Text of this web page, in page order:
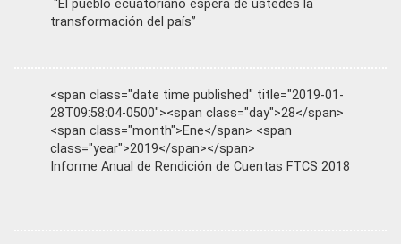
“El pueblo ecuatoriano espera de ustedes la
transformación del país”
<span class="date time published" title="2019-01-
28T09:58:04-0500"><span class="day">28</span>
<span class="month">Ene</span> <span
class="year">2019</span></span>
Informe Anual de Rendición de Cuentas FTCS 2018